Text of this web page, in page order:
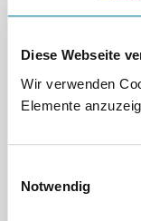
Diese Webseite
Wir verwenden
Elemente
Notwendig